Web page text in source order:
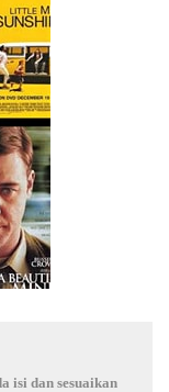
isi dan sesuaikan